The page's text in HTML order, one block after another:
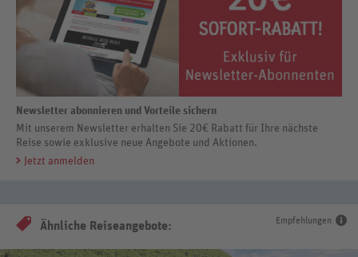
Newsletter abonnieren und Vorteile sichern
Mit unserem Newsletter erhalten Sie 20€ Rabatt für Ihre nächste
Reise sowie exklusive neue Angebote und Aktionen.
Jetzt anmelden
Empfehlungen
Ähnliche Reiseangebote: